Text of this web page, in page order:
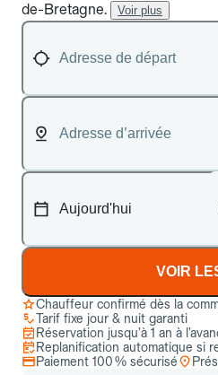
de-Bretagne.
Voir plus
VOIR
Chauffeur confirmé dès la
Tarif fixe jour & nuit garanti
Réservation jusqu’à 1 an à
Replanification automatique si
Paiement 100 % sécurisé